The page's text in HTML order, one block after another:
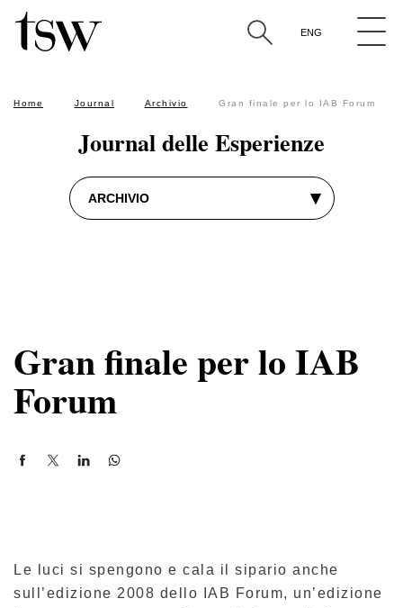
product and service design
retail analysis
ricerca qualitativa
The Sixth W approach
ENG
Home Journal Archivio Gran finale per lo IAB Forum
Journal delle Esperienze
ARCHIVIO ▾
Gran finale per lo IAB
Forum
Le luci si spengono e cala il sipario anche
sull’edizione 2008 dello IAB Forum, un’edizione